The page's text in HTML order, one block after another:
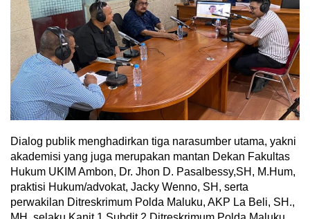
Dialog publik menghadirkan tiga narasumber utama, yakni
akademisi yang juga merupakan mantan Dekan Fakultas
Hukum UKIM Ambon, Dr. Jhon D. Pasalbessy,SH, M.Hum,
praktisi Hukum/advokat, Jacky Wenno, SH, serta
perwakilan Ditreskrimum Polda Maluku, AKP La Beli, SH.,